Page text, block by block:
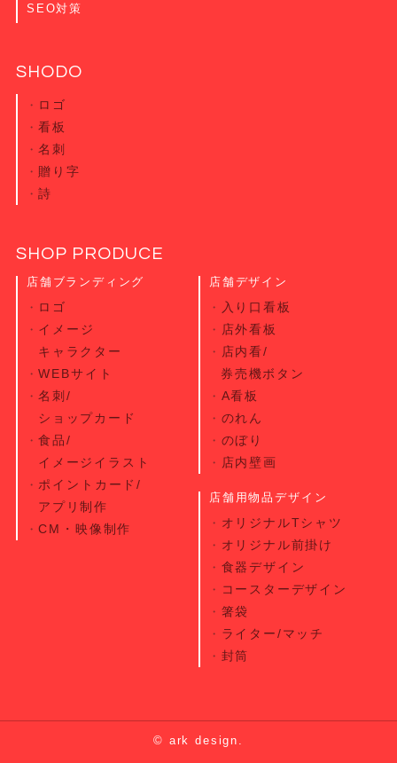
SEO対策
SHODO
ロゴ
看板
名刺
贈り字
詩
SHOP PRODUCE
店舗ブランディング
ロゴ
イメージ
キャラクター
WEBサイト
名刺/
ショップカード
食品/
イメージイラスト
ポイントカード/
アプリ制作
CM・映像制作
店舗デザイン
入り口看板
店外看板
店内看/
券売機ボタン
A看板
のれん
のぼり
店内壁画
店舗用物品デザイン
オリジナルTシャツ
オリジナル前掛け
食器デザイン
コースターデザイン
箸袋
ライター/マッチ
封筒
© ark design.